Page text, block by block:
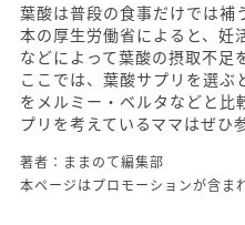
葉酸は普段の食事だけでは補
本の厚生労働省によると、妊
などによって葉酸の摂取不足
ここでは、葉酸サプリを選ぶ
をメルミー・ベルタなどと比
プリを考えているママはぜひ
著者：ままのて編集部
本ページはプロモーションが含ま